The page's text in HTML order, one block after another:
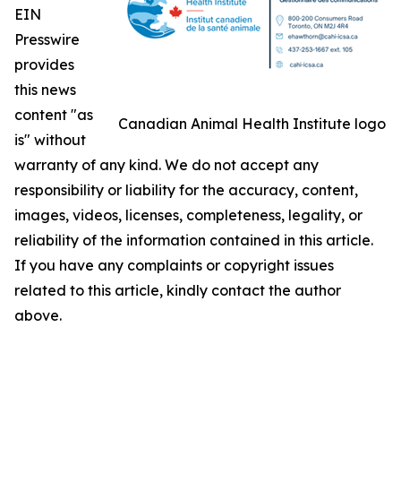
Canadian Animal Health Institute logo
EIN
Presswire
provides
this news
content "as
is" without
warranty of any kind. We do not accept any
responsibility or liability for the accuracy, content,
images, videos, licenses, completeness, legality, or
reliability of the information contained in this article.
If you have any complaints or copyright issues
related to this article, kindly contact the author
above.